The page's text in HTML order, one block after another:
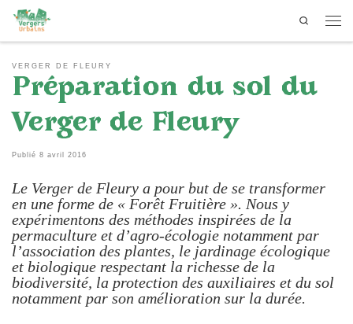
Passer au contenu
Search
VERGER DE FLEURY
Préparation du sol du
Verger de Fleury
Publié 8 avril 2016
Le Verger de Fleury a pour but de se transformer
en une forme de « Forêt Fruitière ». Nous y
expérimentons des méthodes inspirées de la
permaculture et d’agro-écologie notamment par
l’association des plantes, le jardinage écologique
et biologique respectant la richesse de la
biodiversité, la protection des auxiliaires et du sol
notamment par son amélioration sur la durée.